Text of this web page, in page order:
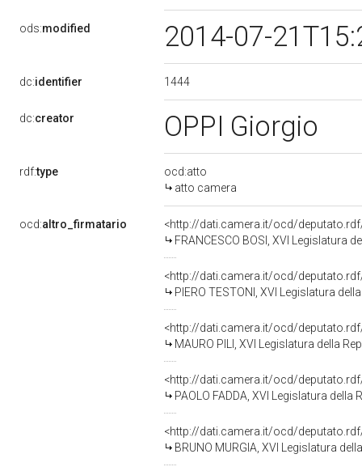
ods:modified 2014-07-
dc:identifier 1444
dc:creator OPPI Giorgio
rdf:type
ocd:atto
atto camera
ocd:altro_firmatario
<http://dati.camera.it/ocd/
FRANCESCO BOSI, XVI Legislatura
<http://dati.camera.it/ocd/
PIERO TESTONI, XVI Legislatura
<http://dati.camera.it/ocd/
MAURO PILI, XVI Legislatura della
<http://dati.camera.it/ocd/
PAOLO FADDA, XVI Legislatura della
<http://dati.camera.it/ocd/
BRUNO MURGIA, XVI Legislatura